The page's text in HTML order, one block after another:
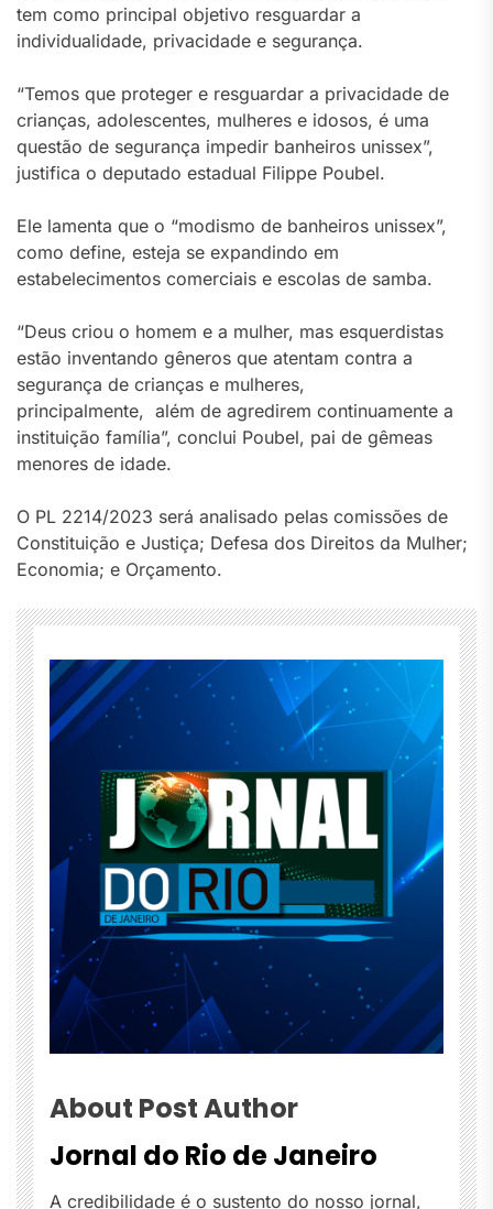
tem como principal objetivo resguardar a
individualidade, privacidade e segurança.
“Temos que proteger e resguardar a privacidade de
crianças, adolescentes, mulheres e idosos, é uma
questão de segurança impedir banheiros unissex”,
justifica o deputado estadual Filippe Poubel.
Ele lamenta que o “modismo de banheiros unissex”,
como define, esteja se expandindo em
estabelecimentos comerciais e escolas de samba.
“Deus criou o homem e a mulher, mas esquerdistas
estão inventando gêneros que atentam contra a
segurança de crianças e mulheres,
principalmente, além de agredirem continuamente a
instituição família”, conclui Poubel, pai de gêmeas
menores de idade.
O PL 2214/2023 será analisado pelas comissões de
Constituição e Justiça; Defesa dos Direitos da Mulher;
Economia; e Orçamento.
About Post Author
Jornal do Rio de Janeiro
A credibilidade é o sustento do nosso jornal,